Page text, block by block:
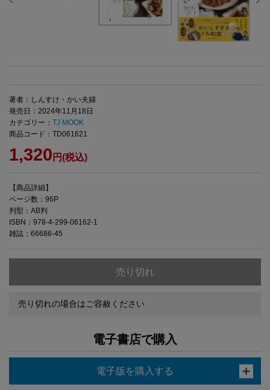
著者：しんすけ・かい夫婦
発売日：2024年11月18日
カテゴリー： TJ MOOK
商品コード：TD061621
1,320 円(税込)
【商品詳細】
ページ数：96P
判型：AB判
ISBN：978-4-299-06162-1
雑誌：66686-45
売り切れ
売り切れの場合はご容赦ください
電子書店で購入
電子版を購入する